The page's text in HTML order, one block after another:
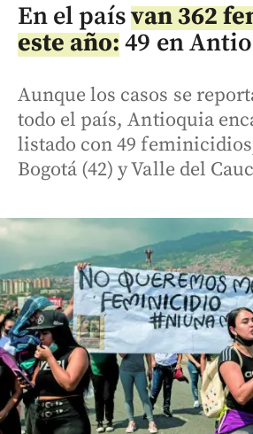
En el paísvan 362
este año:49 en
Aunque los casos se
todo el país, Antioquia
listado con 49
Bogotá (42) y Valle del